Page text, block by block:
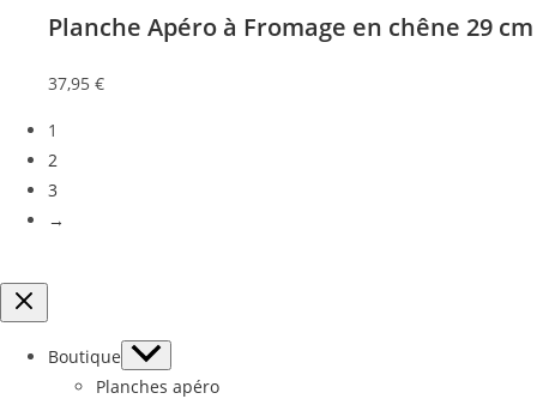
Planche Apéro à Fromage en chêne 29 cm
37,95 €
1
2
3
→
Boutique
Planches apéro